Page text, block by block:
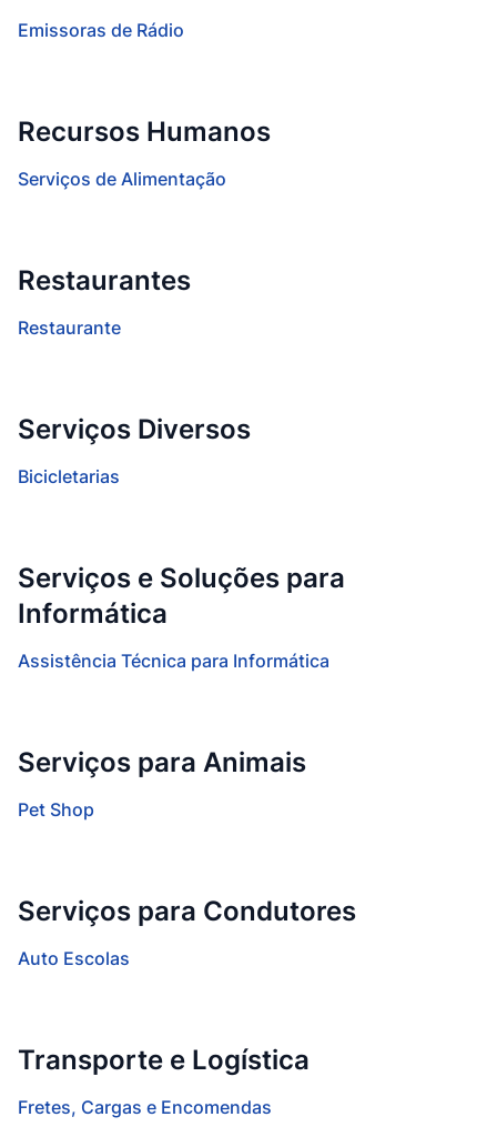
Emissoras de Rádio
Recursos Humanos
Serviços de Alimentação
Restaurantes
Restaurante
Serviços Diversos
Bicicletarias
Serviços e Soluções para
Informática
Assistência Técnica para Informática
Serviços para Animais
Pet Shop
Serviços para Condutores
Auto Escolas
Transporte e Logística
Fretes, Cargas e Encomendas